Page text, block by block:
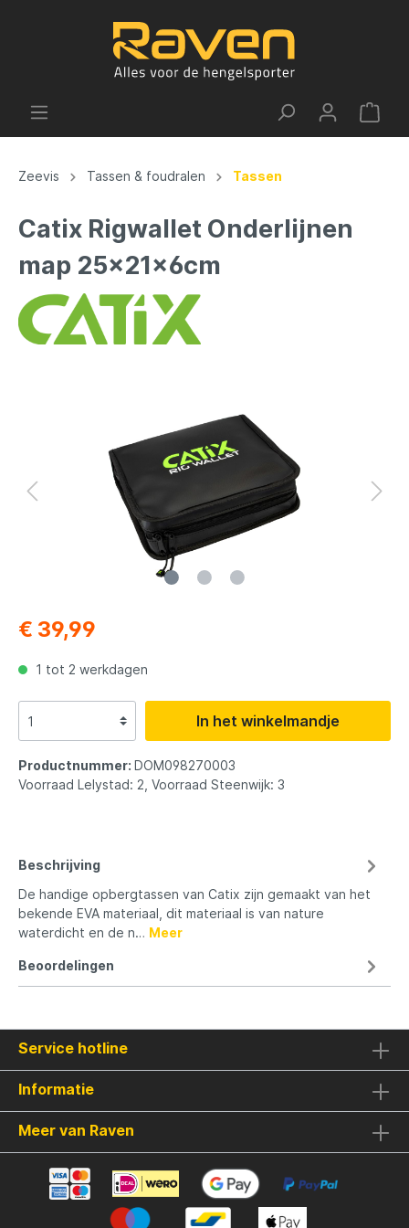
Zeevis Tassen & foudralen Tassen
Catix Rigwallet Onderlijnen
map 25x21x6cm
€ 39,99
1 tot 2 werkdagen
In het winkelmandje
Productnummer: DOM098270003
Voorraad Lelystad: 2, Voorraad Steenwijk: 3
Beschrijving
De handige opbergtassen van Catix zijn gemaakt van het
bekende EVA materiaal, dit materiaal is van nature
waterdicht en de n… Meer
Beoordelingen
Service hotline
Informatie
Meer van Raven